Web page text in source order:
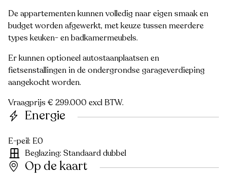
De appartementen kunnen volledig naar eigen smaak en
budget worden afgewerkt, met keuze tussen meerdere
types keuken- en badkamermeubels.
Er kunnen optioneel autostaanplaatsen en
fietsenstallingen in de ondergrondse garageverdieping
aangekocht worden.
Vraagprijs € 299.000 excl BTW.
Energie
E-peil: E0
Beglazing: Standaard dubbel
Op de kaart